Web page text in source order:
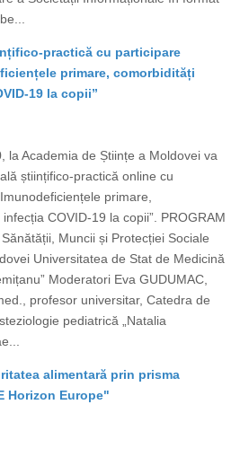
practică cu participare
primare, comorbidități
19 la copii”
la Academia de Științe a Moldovei va
științifico-practică online cu
primare,
COVID-19 la copii”. PROGRAM
Muncii și Protecției Sociale
Universitatea de Stat de Medicină
Moderatori Eva GUDUMAC,
profesor universitar, Catedra de
pediatrică „Natalia
alimentară prin prisma
Horizon Europe"